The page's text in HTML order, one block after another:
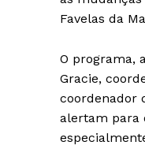
Favelas da
O programa,
Gracie,
coordenador
alertam para